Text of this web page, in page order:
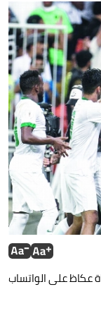
عكاظ على الواتساب